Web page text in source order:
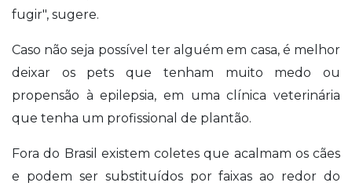
fugir", sugere.
Caso não seja possível ter alguém em casa, é melhor
deixar os pets que tenham muito medo ou
propensão à epilepsia, em uma clínica veterinária
que tenha um profissional de plantão.
Fora do Brasil existem coletes que acalmam os cães
e podem ser substituídos por faixas ao redor do